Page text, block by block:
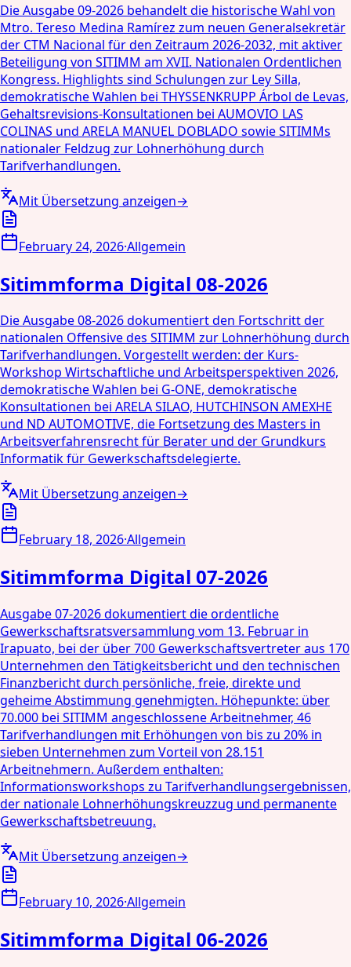
Die Ausgabe 09-2026 behandelt die historische Wahl von
Mtro. Tereso Medina Ramírez zum neuen Generalsekretär
der CTM Nacional für den Zeitraum 2026-2032, mit aktiver
Beteiligung von SITIMM am XVII. Nationalen Ordentlichen
Kongress. Highlights sind Schulungen zur Ley Silla,
demokratische Wahlen bei THYSSENKRUPP Árbol de Levas,
Gehaltsrevisions-Konsultationen bei AUMOVIO LAS
COLINAS und ARELA MANUEL DOBLADO sowie SITIMMs
nationaler Feldzug zur Lohnerhöhung durch
Tarifverhandlungen.
Mit Übersetzung anzeigen→
February 24, 2026·Allgemein
Sitimmforma Digital 08-2026
Die Ausgabe 08-2026 dokumentiert den Fortschritt der
nationalen Offensive des SITIMM zur Lohnerhöhung durch
Tarifverhandlungen. Vorgestellt werden: der Kurs-
Workshop Wirtschaftliche und Arbeitsperspektiven 2026,
demokratische Wahlen bei G-ONE, demokratische
Konsultationen bei ARELA SILAO, HUTCHINSON AMEXHE
und ND AUTOMOTIVE, die Fortsetzung des Masters in
Arbeitsverfahrensrecht für Berater und der Grundkurs
Informatik für Gewerkschaftsdelegierte.
Mit Übersetzung anzeigen→
February 18, 2026·Allgemein
Sitimmforma Digital 07-2026
Ausgabe 07-2026 dokumentiert die ordentliche
Gewerkschaftsratsversammlung vom 13. Februar in
Irapuato, bei der über 700 Gewerkschaftsvertreter aus 170
Unternehmen den Tätigkeitsbericht und den technischen
Finanzbericht durch persönliche, freie, direkte und
geheime Abstimmung genehmigten. Höhepunkte: über
70.000 bei SITIMM angeschlossene Arbeitnehmer, 46
Tarifverhandlungen mit Erhöhungen von bis zu 20% in
sieben Unternehmen zum Vorteil von 28.151
Arbeitnehmern. Außerdem enthalten:
Informationsworkshops zu Tarifverhandlungsergebnissen,
der nationale Lohnerhöhungskreuzzug und permanente
Gewerkschaftsbetreuung.
Mit Übersetzung anzeigen→
February 10, 2026·Allgemein
Sitimmforma Digital 06-2026